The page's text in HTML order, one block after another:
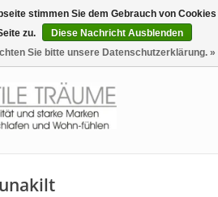
0 Artikel - €0,00
stimmen Sie dem Gebrauch von Cookies
zu.
Diese Nachricht Ausblenden
Sie bitte unsere Datenschutzerklärung. »